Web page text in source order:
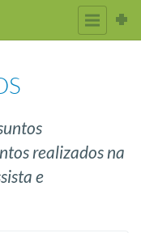
realizados na
e